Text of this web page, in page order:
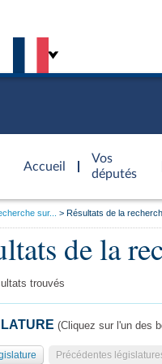
Accueil
d'accueil
Vos
députés
Général
sur... Résultats de la
de la
trouvés
(Cliquez sur l'un des
Précédentes